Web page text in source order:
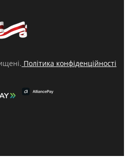
Політика конфіденційності